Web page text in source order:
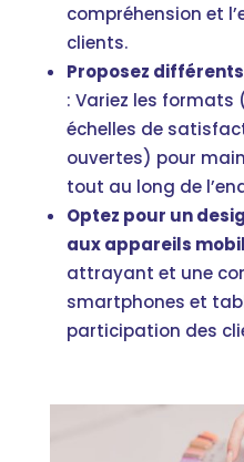
compréhension et
clients.
Proposez
: Variez les formats
échelles de
ouvertes) pour
tout au long de
Optez pour un
aux appareils
attrayant et une
smartphones et
participation des